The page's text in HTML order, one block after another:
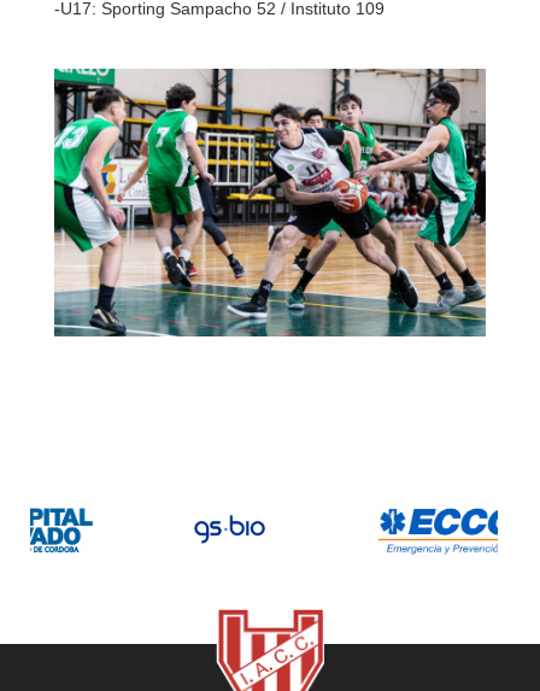
-U17: Sporting Sampacho 52 / Instituto 109